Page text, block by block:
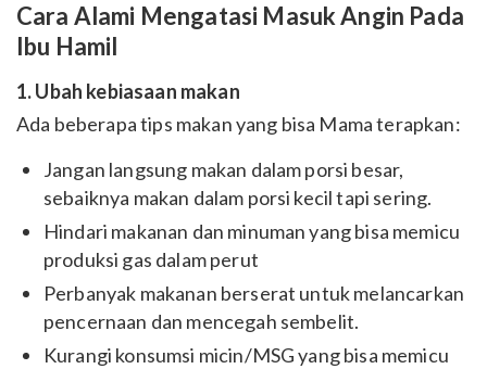
Cara Alami Mengatasi Masuk Angin Pada
Ibu Hamil
1. Ubah kebiasaan makan
Ada beberapa tips makan yang bisa Mama terapkan:
Jangan langsung makan dalam porsi besar,
sebaiknya makan dalam porsi kecil tapi sering.
Hindari makanan dan minuman yang bisa memicu
produksi gas dalam perut
Perbanyak makanan berserat untuk melancarkan
pencernaan dan mencegah sembelit.
Kurangi konsumsi micin/MSG yang bisa memicu